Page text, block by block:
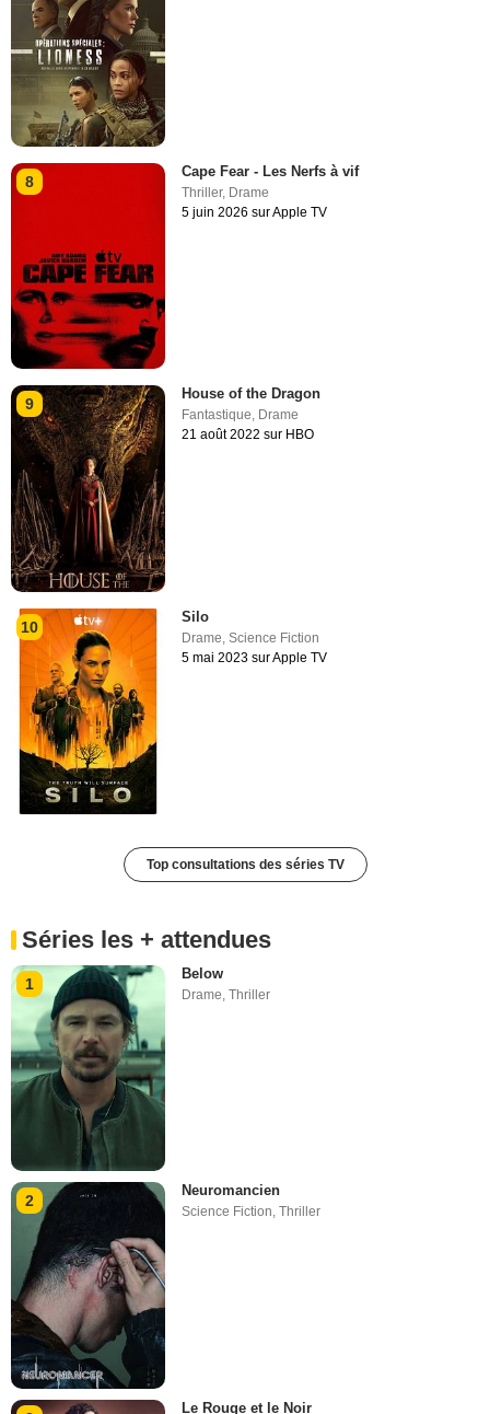
8
Cape Fear - Les Nerfs à vif
Thriller, Drame
5 juin 2026 sur Apple TV
9
House of the Dragon
Fantastique, Drame
21 août 2022 sur HBO
10
Silo
Drame ,Science Fiction
5 mai 2023 sur Apple TV
Top consultations des séries TV
Séries les + attendues
1
Below
Drame,Thriller
2
Neuromancien
Science Fiction,Thriller
Le Rouge et le Noir